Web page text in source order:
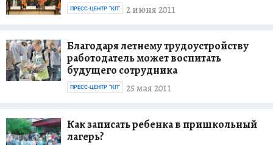
2 июня 2011
ПРЕСС-ЦЕНТР "КП"
Благодаря летнему трудоустройству
работодатель может воспитать
будущего сотрудника
25 мая 2011
ПРЕСС-ЦЕНТР "КП"
Как записать ребенка в пришкольный
лагерь?